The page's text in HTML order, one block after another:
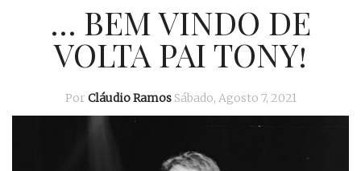
… BEM VINDO DE
VOLTA PAI TONY!
Por Cláudio Ramos Sábado, Agosto 7, 2021